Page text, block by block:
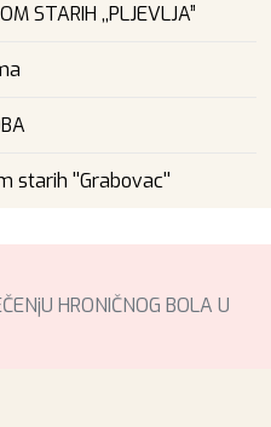
STARIH ,,PLJEVLJA”
starih ''Grabovac''
HRONIČNOG BOLA U